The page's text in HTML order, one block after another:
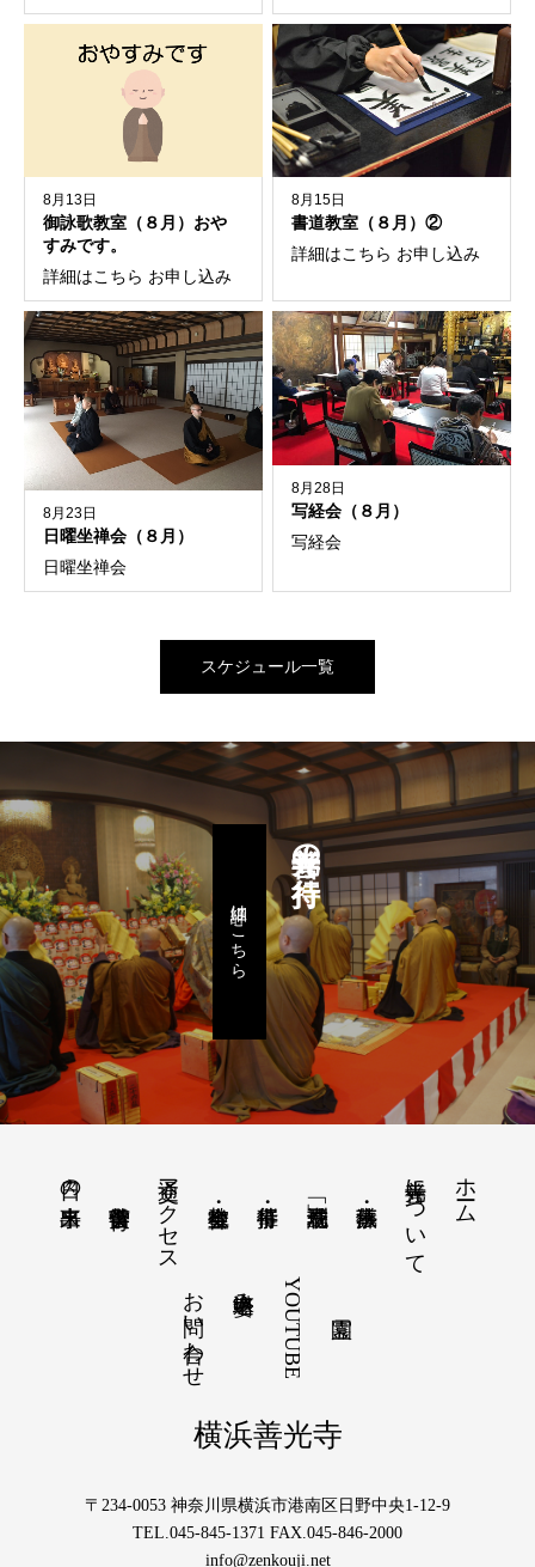
8月13日
御詠歌教室（８月）おや
すみです。
詳細はこちら お申し込み
8月15日
書道教室（８月）②
詳細はこちら お申し込み
8月23日
日曜坐禅会（８月）
日曜坐禅会
8月28日
写経会（８月）
写経会
スケジュール一覧
善光寺の行持
詳細はこちら
ホーム
善光寺について
交通アクセス
日々の出来事
YOUTUBE
塔婆申込み
お問い合わせ
横浜善光寺
〒234-0053 神奈川県横浜市港南区日野中央1-12-9
TEL.045-845-1371 FAX.045-846-2000
info@zenkouji.net